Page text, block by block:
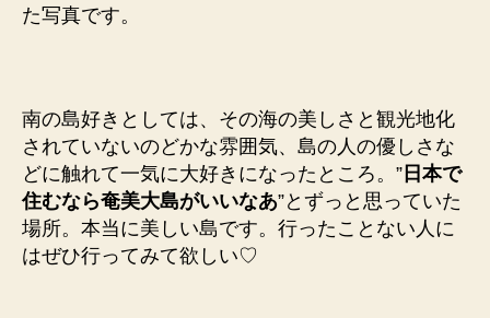
た写真です。
南の島好きとしては、その海の美しさと観光地化
されていないのどかな雰囲気、島の人の優しさな
どに触れて一気に大好きになったところ。” 日本で
住むなら奄美大島がいいなあ”とずっと思っていた
場所。本当に美しい島です。行ったことない人に
はぜひ行ってみて欲しい♡